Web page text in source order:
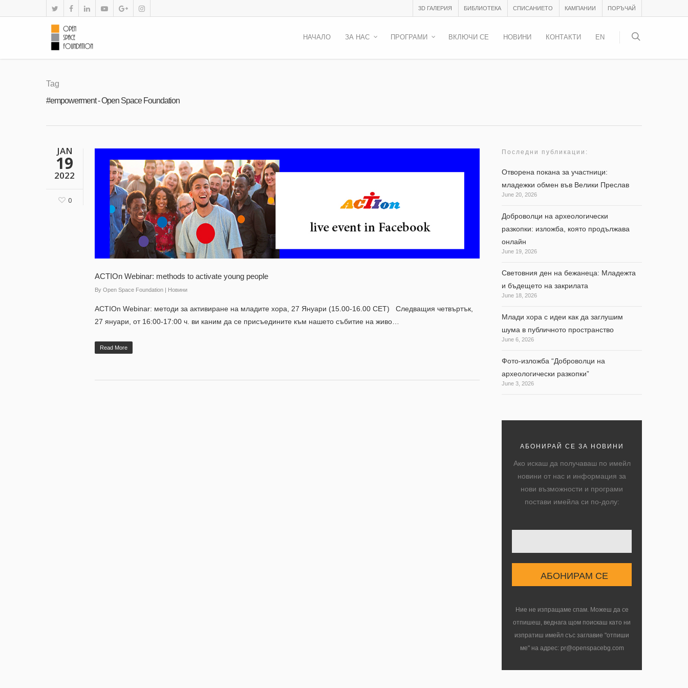
3D ГАЛЕРИЯ БИБЛИОТЕКА СПИСАНИЕТО КАМПАНИИ ПОРЪЧАЙ
НАЧАЛО ЗА НАС ПРОГРАМИ ВКЛЮЧИ СЕ НОВИНИ КОНТАКТИ EN
Tag
#empowerment - Open Space Foundation
JAN
19
2022
0
ACTIOn Webinar: methods to activate young people
By Open Space Foundation | Новини
ACTIOn Webinar: методи за активиране на младите хора, 27 Януари (15.00-16.00 CET) Следващия четвъртък,
27 януари, от 16:00-17:00 ч. ви каним да се присъедините към нашето събитие на живо…
Read More
Последни публикации:
Отворена покана за участници:
младежки обмен във Велики Преслав
June 20, 2026
Доброволци на археологически
разкопки: изложба, която продължава
онлайн
June 19, 2026
Световния ден на бежанеца: Младежта
и бъдещето на закрилата
June 18, 2026
Млади хора с идеи как да заглушим
шума в публичното пространство
June 6, 2026
Фото-изложба “Доброволци на
археологически разкопки”
June 3, 2026
АБОНИРАЙ СЕ ЗА НОВИНИ
Ако искаш да получаваш по имейл
новини от нас и информация за
нови възможности и програми
постави имейла си по-долу:
Ние не изпращаме спам. Можеш да се
отпишеш, веднага щом поискаш като ни
изпратиш имейл със заглавие "отпиши
ме" на адрес: pr@openspacebg.com